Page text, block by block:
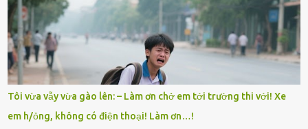
cụ Nguyễn Thị Đào – và cậu con trai cả là Trí, lúc đó mới chỉ 17 tuổi.
Trí là học sinh giỏi toàn huyện, học lớp 12 nhưng đã biết làm ruộng,
làm thuê, biết đi cày thuê từ 4h sáng rồi lại tất tả về đi học. Người
trong làng thương lắm, bảo: “Thằng Trí học giỏi mà hiền, sau này
nên ông này bà nọ đó!” Trí có ba cô em gái: Mai, Lan và Hương – ba
cái tên mẹ đặt lúc còn sống, mong tụi nhỏ sau này như hoa mai nở
giữa mùa đông. Nhưng hoa có đẹp mấy cũng cần đất màu, mà nhà
thì chỉ toàn đất sỏi đá và khốn khó. Năm đó, Trí đỗ Đại học Bách
Tôi vừa vẫy vừa gào lên: – Làm ơn chở em tới trường thi với! Xe
em h/ỏng, không có điện thoại! Làm ơn…!